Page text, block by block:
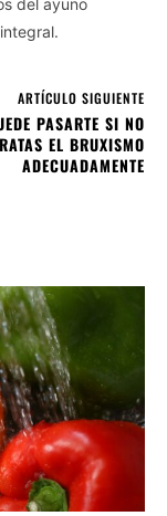
del ayuno
ARTÍCULO SIGUIENTE
PASARTE SI NO
EL BRUXISMO
ADECUADAMENTE